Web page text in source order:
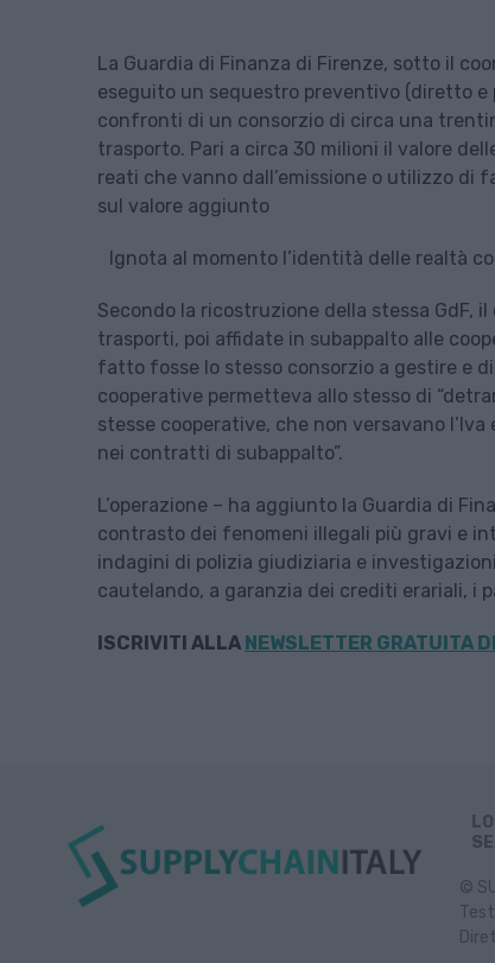
La Guardia di Finanza di Firenze, sotto il
eseguito un sequestro preventivo (diretto e
confronti di un consorzio di circa una
trasporto. Pari a circa 30 milioni il valore
reati che vanno dall’emissione o utilizzo di
sul valore aggiunto
Ignota al momento l’identità delle realtà
Secondo la ricostruzione della stessa
trasporti, poi affidate in subappalto alle
fatto fosse lo stesso consorzio a gestire e
cooperative permetteva allo stesso di
stesse cooperative, che non versavano
nei contratti di subappalto”.
L’operazione – ha aggiunto la Guardia di
contrasto dei fenomeni illegali più gravi e
indagini di polizia giudiziaria e
cautelando, a garanzia dei crediti erariali, i
ISCRIVITI ALLA NEWSLETTER GRATUITA
©